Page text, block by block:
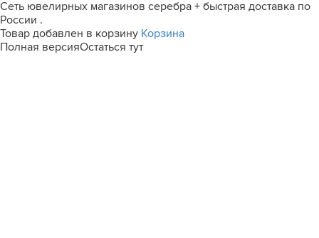
Сеть ювелирных магазинов серебра + быстрая доставка по
России .
Товар добавлен в корзину Корзина
Полная версияОстаться тут